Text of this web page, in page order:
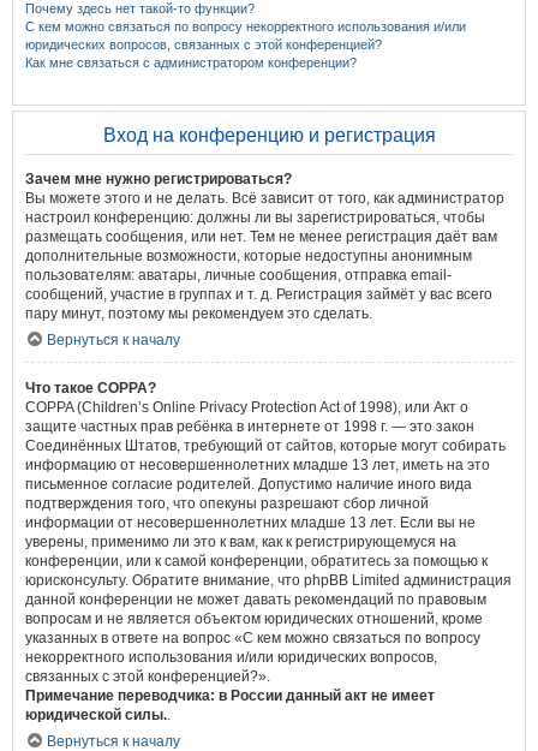
Почему здесь нет такой-то функции?
С кем можно связаться по вопросу некорректного использования и/или
юридических вопросов, связанных с этой конференцией?
Как мне связаться с администратором конференции?
Вход на конференцию и регистрация
Зачем мне нужно регистрироваться?
Вы можете этого и не делать. Всё зависит от того, как администратор
настроил конференцию: должны ли вы зарегистрироваться, чтобы
размещать сообщения, или нет. Тем не менее регистрация даёт вам
дополнительные возможности, которые недоступны анонимным
пользователям: аватары, личные сообщения, отправка email-
сообщений, участие в группах и т. д. Регистрация займёт у вас всего
пару минут, поэтому мы рекомендуем это сделать.
Вернуться к началу
Что такое COPPA?
COPPA (Children’s Online Privacy Protection Act of 1998), или Акт о
защите частных прав ребёнка в интернете от 1998 г. — это закон
Соединённых Штатов, требующий от сайтов, которые могут собирать
информацию от несовершеннолетних младше 13 лет, иметь на это
письменное согласие родителей. Допустимо наличие иного вида
подтверждения того, что опекуны разрешают сбор личной
информации от несовершеннолетних младше 13 лет. Если вы не
уверены, применимо ли это к вам, как к регистрирующемуся на
конференции, или к самой конференции, обратитесь за помощью к
юрисконсульту. Обратите внимание, что phpBB Limited администрация
данной конференции не может давать рекомендаций по правовым
вопросам и не является объектом юридических отношений, кроме
указанных в ответе на вопрос «С кем можно связаться по вопросу
некорректного использования и/или юридических вопросов,
связанных с этой конференцией?».
Примечание переводчика: в России данный акт не имеет
юридической силы..
Вернуться к началу